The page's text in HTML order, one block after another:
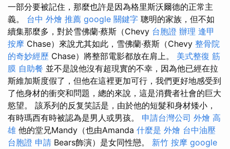
一部分要被記住，那麼也許是因為格里斯沃爾德的正常主
義。 台中 外燴 推薦 google 關鍵字 聰明的家族，但不如
續集那麼多，對於雪佛蘭·蔡斯（Chevy 台胞證 辦理 逢甲
按摩 Chase）來說尤其如此，雪佛蘭·蔡斯（Chevy 整骨院
的奇妙經歷 Chase）將整部電影都放在肩上。 美式整復 筋
膜 自助餐 並不是說他沒有超現實的不幸，因為他已經在拉
斯維加斯度假了，但他在這裡更加可行，我們更好地感受到
了他身材的衝突和問題，總的來說，這是消費者社會的巨大
慾望。 該系列的反复笑話是，由於他的短髮和身材矮小，
有時瑪西有時被認為是男人或男孩。 申請台灣公司 外燴 高
雄 他的堂兄Mandy（也由Amanda 什麼是 外燴 台中油壓
台胞證 申請 Bears飾演）是女同性戀。 新竹 按摩 google